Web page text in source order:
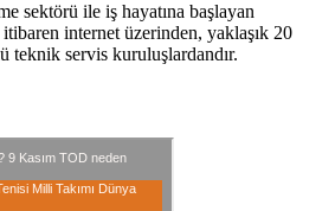
sektörü ile iş hayatına başlayan
internet üzerinden, yaklaşık 20
teknik servis kuruluşlardandır.